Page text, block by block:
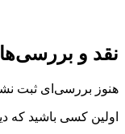
نقد و بررسی‌ها
هنوز بررسی‌ای ثبت
اولین کسی باشید که